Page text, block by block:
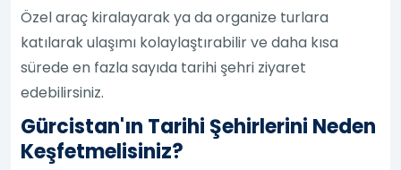
Özel araç kiralayarak ya da organize turlara
katılarak ulaşımı kolaylaştırabilir ve daha kısa
sürede en fazla sayıda tarihi şehri ziyaret
edebilirsiniz.
Gürcistan'ın Tarihi Şehirlerini Neden
Keşfetmelisiniz?